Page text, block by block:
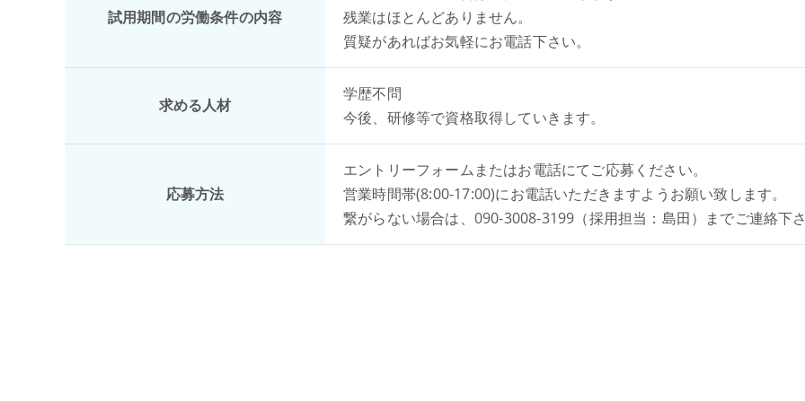
試用期間の労働条件の内容
残業はほとんどありません。
質疑があればお気軽にお電話下さい。
求める人材
学歴不問
今後、研修等で資格取得していきます。
応募方法
エントリーフォームまたはお電話にてご応募ください。
営業時間帯(8:00-17:00)にお電話いただきますようお願い致します。
繋がらない場合は、090-3008-3199（採用担当：島田）までご連絡下